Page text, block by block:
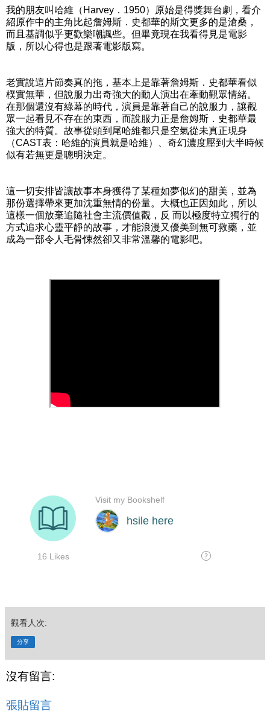
我的朋友叫哈維（Harvey．1950）原始是得獎舞台劇，看介
紹原作中的主角比起詹姆斯．史都華的斯文更多的是滄桑，
而且基調似乎更歡樂嘲諷些。但畢竟現在我看得見是電影
版，所以心得也是跟著電影版寫。
老實說這片節奏真的拖，基本上是靠著詹姆斯．史都華看似
樸實無華，但說服力出奇強大的動人演出在牽動觀眾情緒。
在那個還沒有綠幕的時代，演員是靠著自己的說服力，讓觀
眾一起看見不存在的東西，而說服力正是詹姆斯．史都華最
強大的特質。故事從頭到尾哈維都只是空氣從未真正現身
（CAST表：哈維的演員就是哈維）、奇幻濃度壓到大半時候
似有若無更是聰明決定。
這一切安排皆讓故事本身獲得了某種如夢似幻的甜美，並為
那份選擇帶來更加沈重無情的份量。大概也正因如此，所以
這樣一個放棄追隨社會主流價值觀，反 而以極度特立獨行的
方式追求心靈平靜的故事，才能浪漫又優美到無可救藥，並
成為一部令人毛骨悚然卻又非常溫馨的電影吧。
觀看人次:
分享
沒有留言:
張貼留言